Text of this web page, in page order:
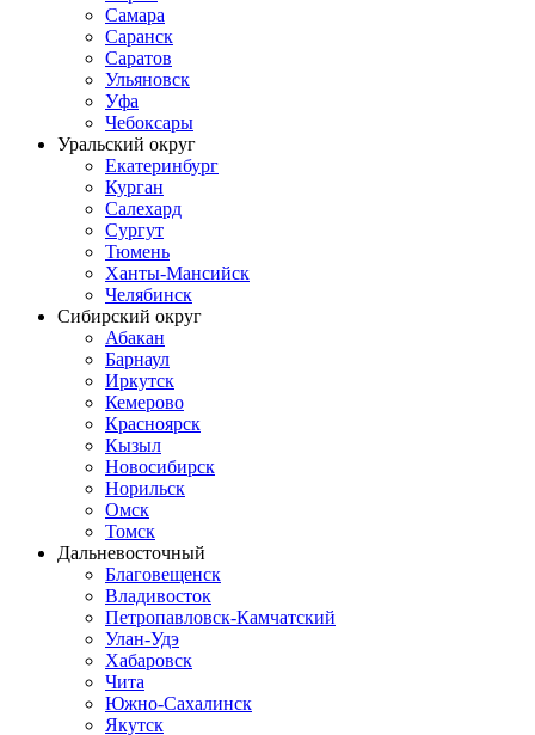
Самара
Саранск
Саратов
Ульяновск
Уфа
Чебоксары
Уральский округ
Екатеринбург
Курган
Салехард
Сургут
Тюмень
Ханты-Мансийск
Челябинск
Сибирский округ
Абакан
Барнаул
Иркутск
Кемерово
Красноярск
Кызыл
Новосибирск
Норильск
Омск
Томск
Дальневосточный
Благовещенск
Владивосток
Петропавловск-Камчатский
Улан-Удэ
Хабаровск
Чита
Южно-Сахалинск
Якутск